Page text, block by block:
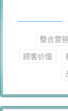
整合营
顾客价值